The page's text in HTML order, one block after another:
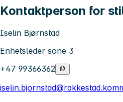
Kontaktperson for
Iselin Bjørnstad
Enhetsleder sone 3
+47 99366362